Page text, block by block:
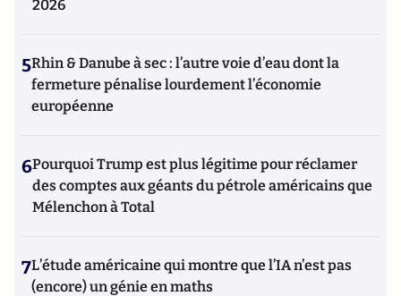
2026
5Rhin & Danube à sec : l’autre voie d’eau dont la
fermeture pénalise lourdement l’économie
européenne
6Pourquoi Trump est plus légitime pour réclamer
des comptes aux géants du pétrole américains que
Mélenchon à Total
7L’étude américaine qui montre que l’IA n’est pas
(encore) un génie en maths